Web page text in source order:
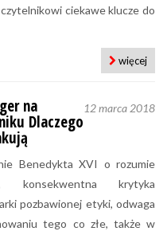
ciekawe klucze do
więcej
12 marca 2018
na
Dlaczego
Benedykta XVI o rozumie
konsekwentna krytyka
pozbawionej etyki, odwaga
tego co złe, także w